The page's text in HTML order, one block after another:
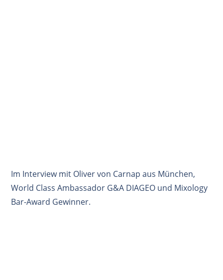
Im Interview mit Oliver von Carnap aus München,
World Class Ambassador G&A DIAGEO und Mixology
Bar-Award Gewinner.